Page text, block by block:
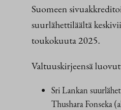
Suomeen
suurlähettiläältä
toukokuuta 2025.
Valtuuskirjeensä
Sri Lankan
Thushara Fonseka